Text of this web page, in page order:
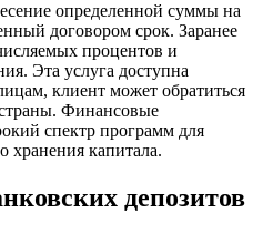
определенной суммы на
договором срок. Заранее
процентов и
Эта услуга доступна
клиент может обратиться
Финансовые
спектр программ для
хранения капитала.
депозитов